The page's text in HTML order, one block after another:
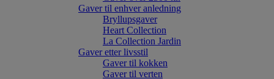
Gaver til enhver anledning
Bryllupsgaver
Heart Collection
La Collection Jardin
Gaver etter livsstil
Gaver til kokken
Gaver til verten